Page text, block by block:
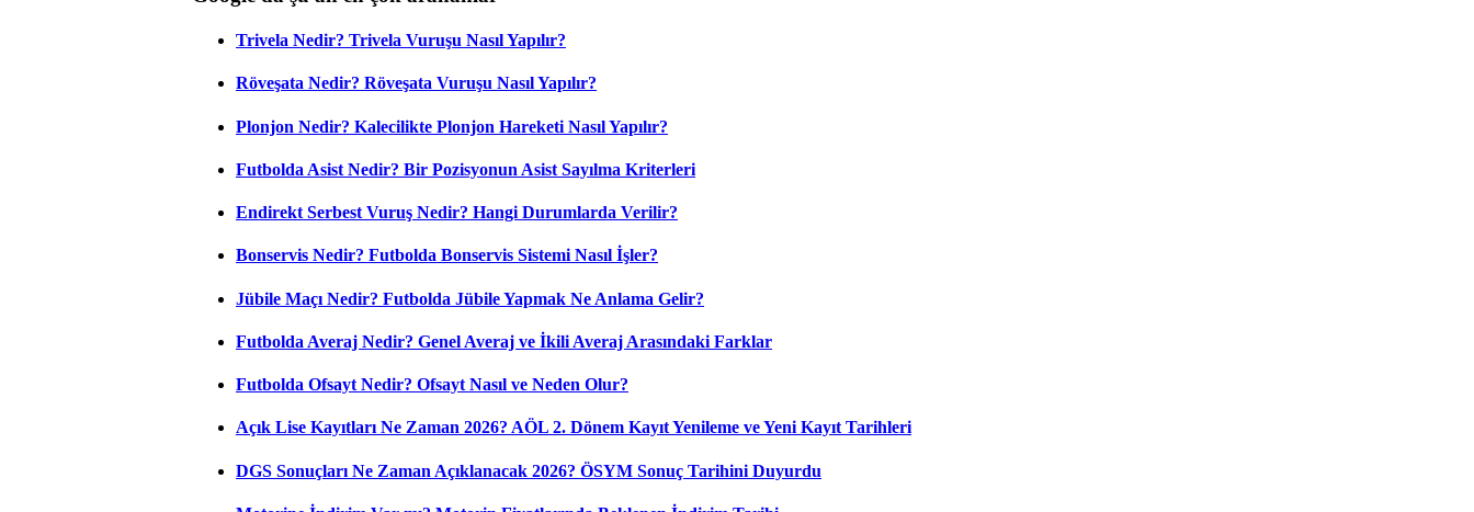
Trivela Nedir? Trivela Vuruşu Nasıl Yapılır?
Röveşata Nedir? Röveşata Vuruşu Nasıl Yapılır?
Plonjon Nedir? Kalecilikte Plonjon Hareketi Nasıl Yapılır?
Futbolda Asist Nedir? Bir Pozisyonun Asist Sayılma Kriterleri
Endirekt Serbest Vuruş Nedir? Hangi Durumlarda Verilir?
Bonservis Nedir? Futbolda Bonservis Sistemi Nasıl İşler?
Jübile Maçı Nedir? Futbolda Jübile Yapmak Ne Anlama Gelir?
Futbolda Averaj Nedir? Genel Averaj ve İkili Averaj Arasındaki Farklar
Futbolda Ofsayt Nedir? Ofsayt Nasıl ve Neden Olur?
Açık Lise Kayıtları Ne Zaman 2026? AÖL 2. Dönem Kayıt Yenileme ve Yeni Kayıt Tarihleri
DGS Sonuçları Ne Zaman Açıklanacak 2026? ÖSYM Sonuç Tarihini Duyurdu